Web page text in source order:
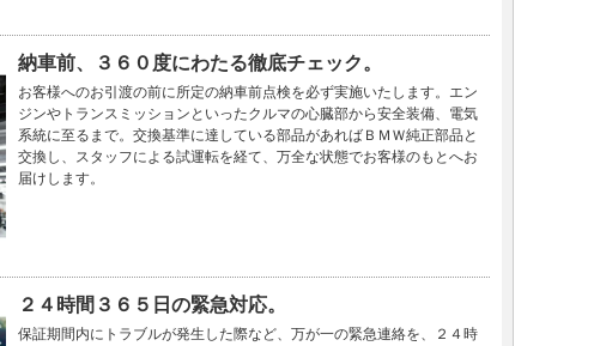
納車前、３６０度にわたる徹底チェック。
お客様へのお引渡の前に所定の納車前点検を必ず実施いたします。エン
ジンやトランスミッションといったクルマの心臓部から安全装備、電気
系統に至るまで。交換基準に達している部品があればＢＭＷ純正部品と
交換し、スタッフによる試運転を経て、万全な状態でお客様のもとへお
届けします。
２４時間３６５日の緊急対応。
保証期間内にトラブルが発生した際など、万が一の緊急連絡を、２４時